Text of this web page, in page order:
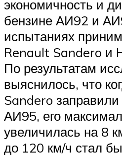
экономичность и
бензине АИ92 и
испытаниях
Renault Sandero и
По результатам
выяснилось, что
Sandero
АИ95, его
увеличилась на 8
до 120 км/ч стал